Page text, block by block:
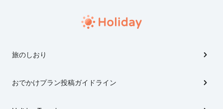
旅のしおり
おでかけプラン投稿ガイドライン